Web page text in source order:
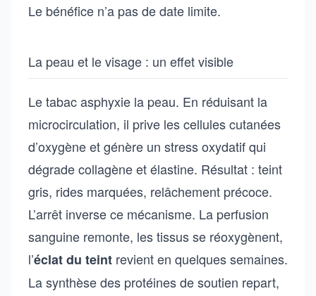
Le bénéfice n’a pas de date limite.
La peau et le visage : un effet visible
Le tabac asphyxie la peau. En réduisant la
microcirculation, il prive les cellules cutanées
d’oxygène et génère un stress oxydatif qui
dégrade collagène et élastine. Résultat : teint
gris, rides marquées, relâchement précoce.
L’arrêt inverse ce mécanisme. La perfusion
sanguine remonte, les tissus se réoxygènent,
l’éclat du teint revient en quelques semaines.
La synthèse des protéines de soutien repart,